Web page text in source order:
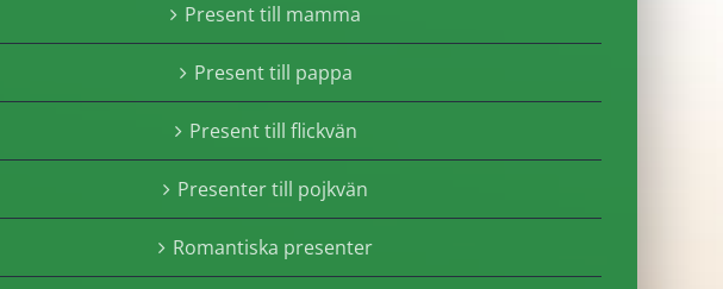
Present till mamma
Present till pappa
Present till flickvän
Presenter till pojkvän
Romantiska presenter